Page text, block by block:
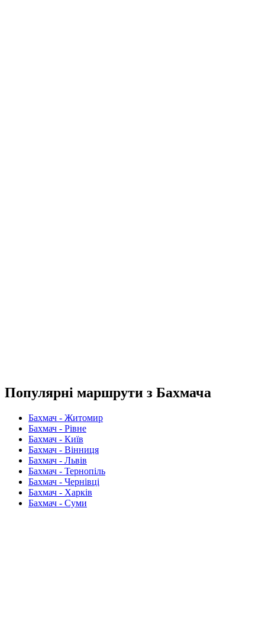
Популярні маршрути з Бахмача
Бахмач - Житомир
Бахмач - Рівне
Бахмач - Київ
Бахмач - Вінниця
Бахмач - Львів
Бахмач - Тернопіль
Бахмач - Чернівці
Бахмач - Харків
Бахмач - Суми